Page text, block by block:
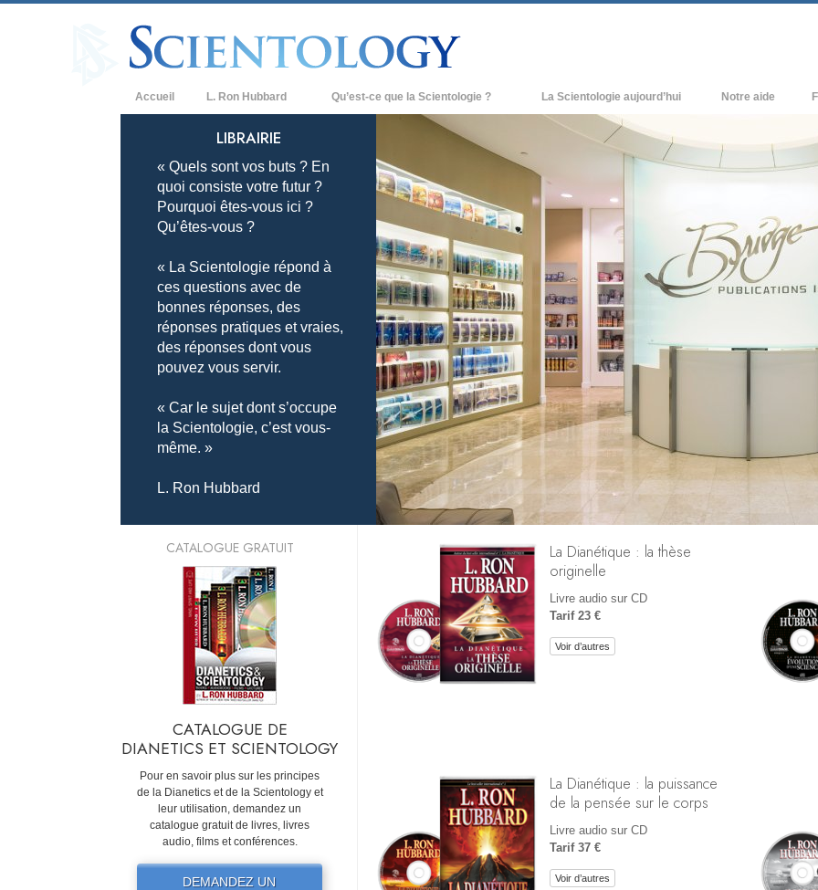
Accueil L. Ron Hubbard Qu’est-ce que la Scientologie ?
Credos et Codes de Scientologie
Les scientologues et la Scientologie
Rencontrez un scientologue
À l’intérieur d’une église
Les principes de base de la Scientologie
La Dianétique : Une introduction
Amour et haine –
Qu’est-ce que la grandeur ?
La Scientologie aujourd’hui
Églises de Scientologie
Nouvelles Églises de Scientologie
Organisations avancées
Base à terre de Flag
Freewinds
Apporter la Scientologie au monde
entier
David Miscavige - Chef ecclésiastique
de la Scientologie
Notre aide
À
LIBRAIRIE
« Quels sont vos buts ? En
quoi consiste votre futur ?
Pourquoi êtes-vous ici ?
Qu’êtes-vous ?
« La Scientologie répond à
ces questions avec de
bonnes réponses, des
réponses pratiques et vraies,
des réponses dont vous
pouvez vous servir.
« Car le sujet dont s’occupe
la Scientologie, c’est vous-
même. »
L. Ron Hubbard
La Dianétique : la thèse
originelle
Livre audio sur CD
Tarif 23 €
Voir d’autres
La Dianétique : la puissance
de la pensée sur le corps
Livre audio sur CD
Tarif 37 €
Voir d’autres
CATALOGUE GRATUIT
CATALOGUE DE
DIANETICS ET SCIENTOLOGY
Pour en savoir plus sur les principes
de la Dianetics et de la Scientology et
leur utilisation, demandez un
catalogue gratuit de livres, livres
audio, films et conférences.
DEMANDEZ UN